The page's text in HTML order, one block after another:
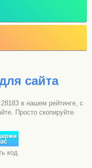
сайта
в нашем рейтинге, с
Просто скопируйте
код